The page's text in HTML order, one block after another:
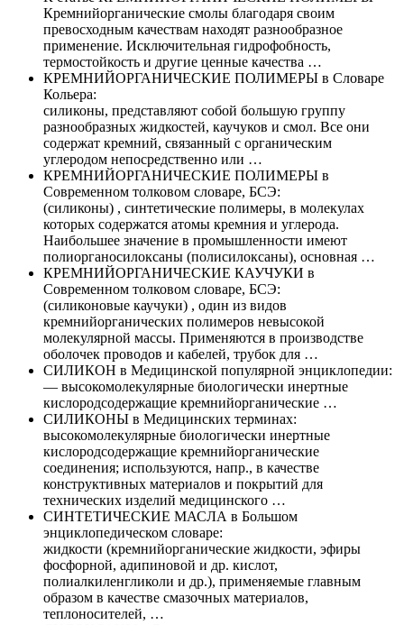
Кремнийорганические смолы благодаря своим
превосходным качествам находят разнообразное
применение. Исключительная гидрофобность,
термостойкость и другие ценные качества …
КРЕМНИЙОРГАНИЧЕСКИЕ ПОЛИМЕРЫ в Словаре
Кольера:
силиконы, представляют собой большую группу
разнообразных жидкостей, каучуков и смол. Все они
содержат кремний, связанный с органическим
углеродом непосредственно или …
КРЕМНИЙОРГАНИЧЕСКИЕ ПОЛИМЕРЫ в
Современном толковом словаре, БСЭ:
(силиконы) , синтетические полимеры, в молекулах
которых содержатся атомы кремния и углерода.
Наибольшее значение в промышленности имеют
полиорганосилоксаны (полисилоксаны), основная …
КРЕМНИЙОРГАНИЧЕСКИЕ КАУЧУКИ в
Современном толковом словаре, БСЭ:
(силиконовые каучуки) , один из видов
кремнийорганических полимеров невысокой
молекулярной массы. Применяются в производстве
оболочек проводов и кабелей, трубок для …
СИЛИКОН в Медицинской популярной энциклопедии:
— высокомолекулярные биологически инертные
кислородсодержащие кремнийорганические …
СИЛИКОНЫ в Медицинских терминах:
высокомолекулярные биологически инертные
кислородсодержащие кремнийорганические
соединения; используются, напр., в качестве
конструктивных материалов и покрытий для
технических изделий медицинского …
СИНТЕТИЧЕСКИЕ МАСЛА в Большом
энциклопедическом словаре:
жидкости (кремнийорганические жидкости, эфиры
фосфорной, адипиновой и др. кислот,
полиалкиленгликоли и др.), применяемые главным
образом в качестве смазочных материалов,
теплоносителей, …